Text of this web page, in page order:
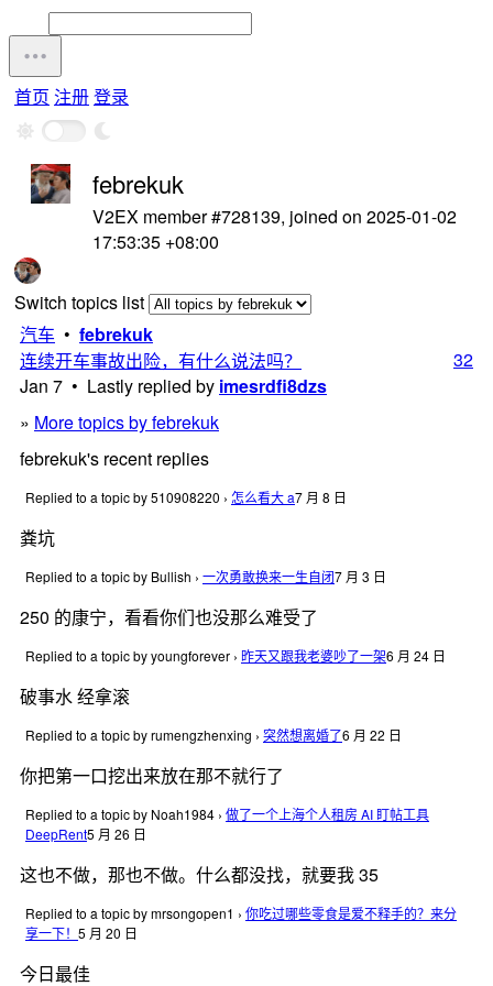
首页 注册登录
febrekuk
V2EX member #728139, joined on 2025-01-02
17:53:35 +08:00
Switch topics list
汽车 • febrekuk
连续开车事故出险，有什么说法吗？
Jan 7 • Lastly replied by imesrdfi8dzs
32
» More topics by febrekuk
febrekuk's recent replies
Replied to a topic by 510908220 › 怎么看大 a7 月 8 日
粪坑
Replied to a topic by Bullish › 一次勇敢换来一生自闭7 月 3 日
250 的康宁，看看你们也没那么难受了
Replied to a topic by youngforever › 昨天又跟我老婆吵了一架6 月 24 日
破事水 经拿滚
Replied to a topic by rumengzhenxing › 突然想离婚了6 月 22 日
你把第一口挖出来放在那不就行了
Replied to a topic by Noah1984 › 做了一个上海个人租房 AI 盯帖工具
DeepRent5 月 26 日
这也不做，那也不做。什么都没找，就要我 35
Replied to a topic by mrsongopen1 › 你吃过哪些零食是爱不释手的？来分
享一下！ 5 月 20 日
今日最佳